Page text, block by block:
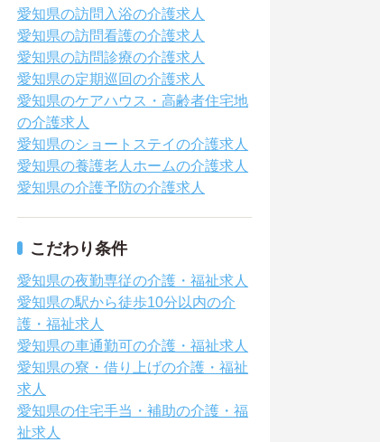
愛知県の訪問入浴の介護求人
愛知県の訪問看護の介護求人
愛知県の訪問診療の介護求人
愛知県の定期巡回の介護求人
愛知県のケアハウス・高齢者住宅地
の介護求人
愛知県のショートステイの介護求人
愛知県の養護老人ホームの介護求人
愛知県の介護予防の介護求人
こだわり条件
愛知県の夜勤専従の介護・福祉求人
愛知県の駅から徒歩10分以内の介
護・福祉求人
愛知県の車通勤可の介護・福祉求人
愛知県の寮・借り上げの介護・福祉
求人
愛知県の住宅手当・補助の介護・福
祉求人